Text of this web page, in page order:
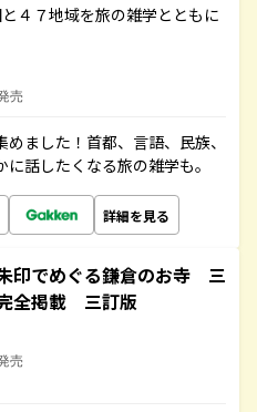
４７地域を旅の雑学とともに
売
ました！首都、言語、民族、
話したくなる旅の雑学も。
詳細を見る
印でめぐる鎌倉のお寺 三
全掲載 三訂版
売